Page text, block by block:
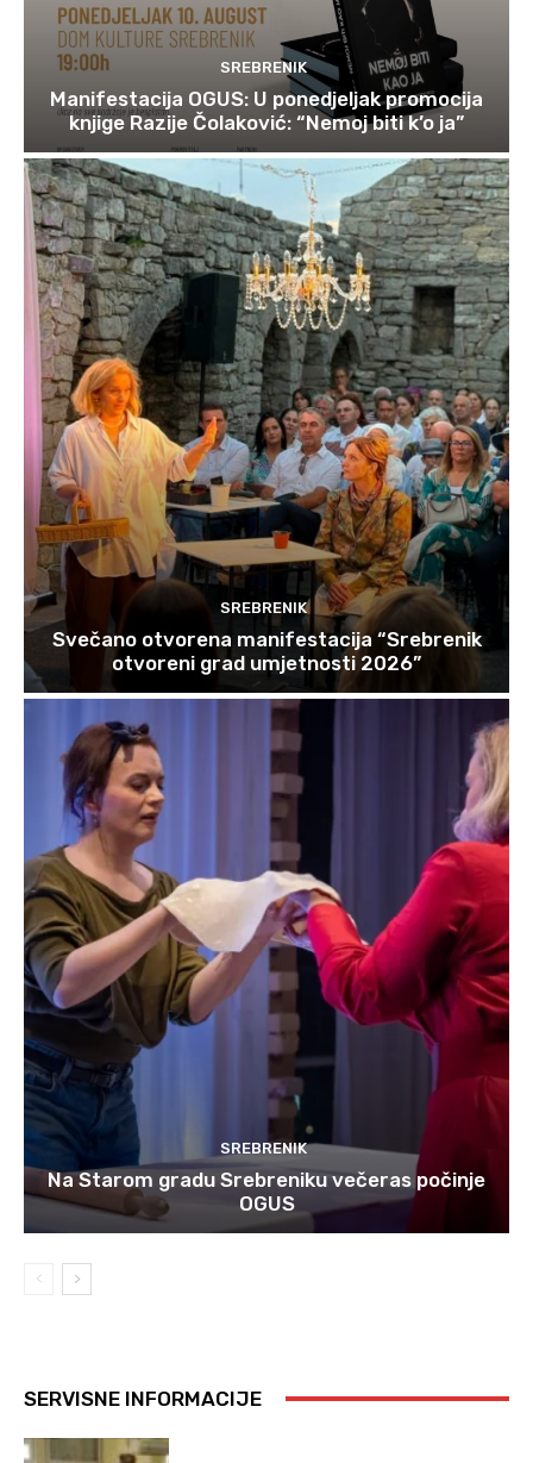
SREBRENIK
Manifestacija OGUS: U ponedjeljak promocija
knjige Razije Čolaković: “Nemoj biti k’o ja”
SREBRENIK
Svečano otvorena manifestacija “Srebrenik
otvoreni grad umjetnosti 2026”
SREBRENIK
Na Starom gradu Srebreniku večeras počinje
OGUS
SERVISNE INFORMACIJE